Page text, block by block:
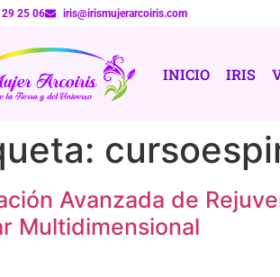
25 06 iris@irismujerarcoiris.com
INICIO IRIS
Avanzada de
Multidimensional